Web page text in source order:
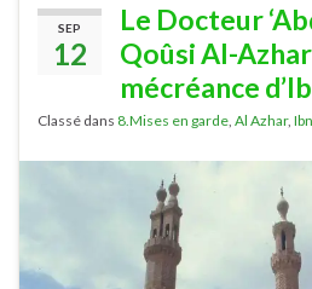
SEP
12
Le Docteur
Qoûsi Al-
mécréance
Classé dans 8.Mises en garde Al Azhar,